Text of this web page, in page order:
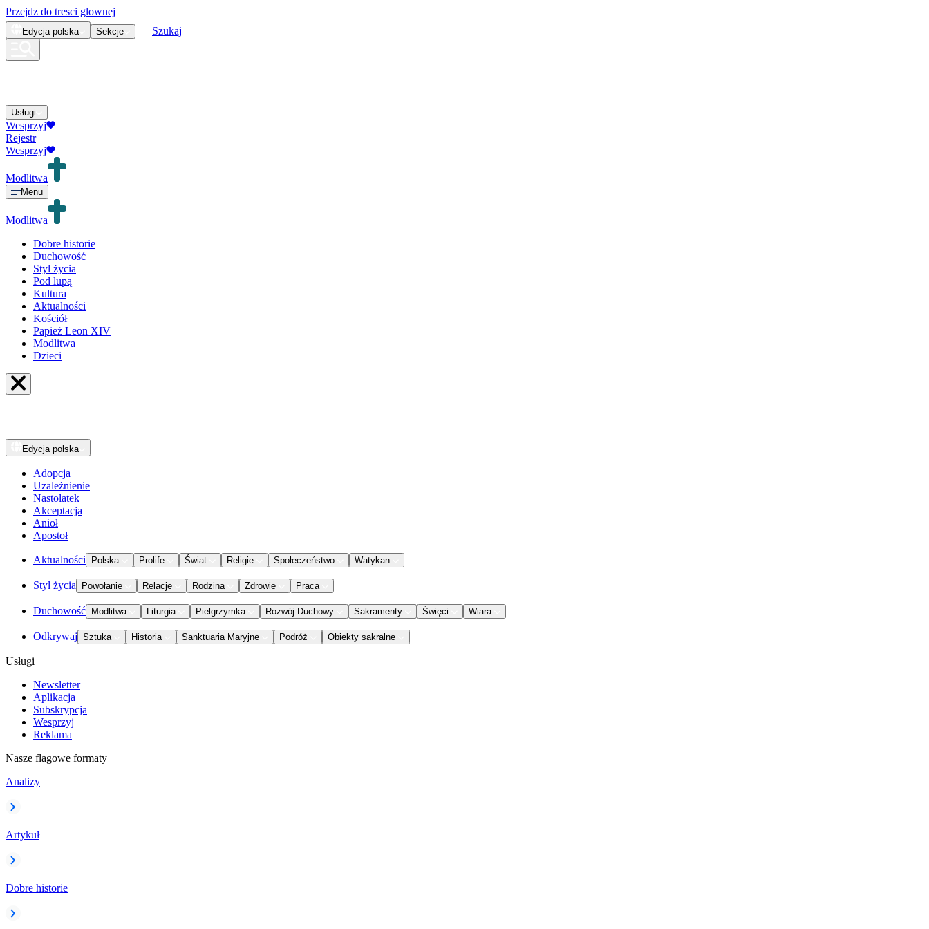
Przejdz do tresci glownej
Edycja polska Sekcje Szukaj
Usługi
Wesprzyj
Rejestr
Wesprzyj
Modlitwa
Menu
Modlitwa
Dobre historie
Duchowość
Styl życia
Pod lupą
Kultura
Aktualności
Kościół
Papież Leon XIV
Modlitwa
Dzieci
Edycja polska
Adopcja
Uzależnienie
Nastolatek
Akceptacja
Anioł
Apostoł
Aktualności Polska Prolife Świat Religie Społeczeństwo Watykan
Styl życia Powołanie Relacje Rodzina Zdrowie Praca
Duchowość Modlitwa Liturgia Pielgrzymka Rozwój Duchowy Sakramenty Święci Wiara
Odkrywaj Sztuka Historia Sanktuaria Maryjne Podróż Obiekty sakralne
Usługi
Newsletter
Aplikacja
Subskrypcja
Wesprzyj
Reklama
Nasze flagowe formaty
Analizy
Artykuł
Dobre historie